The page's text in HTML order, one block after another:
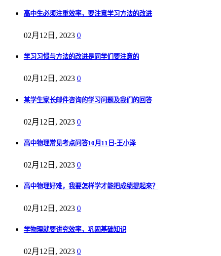
高中生必须注重效率，要注意学习方法的改进
02月12日, 2023 0
学习习惯与方法的改进是同学们要注意的
02月12日, 2023 0
某学生家长邮件咨询的学习问题及我们的回答
02月12日, 2023 0
高中物理常见考点问答10月11日-王小泽
02月12日, 2023 0
高中物理好难，我要怎样学才能把成绩提起来？
02月12日, 2023 0
学物理就要讲究效率，巩固基础知识
02月12日, 2023 0